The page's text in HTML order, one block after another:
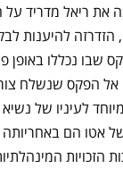
את ריאל מדריד
הזדרזה להיענות
שבו נכללו באופן
הפקס שנשלח
לעיניו של
של אטו הם
הזכויות